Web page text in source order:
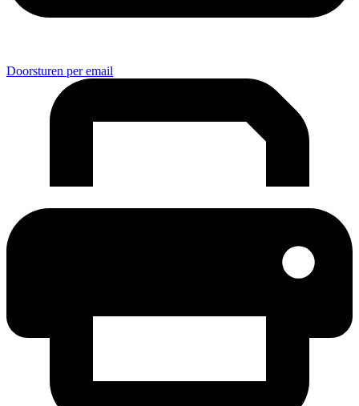
Doorsturen per email